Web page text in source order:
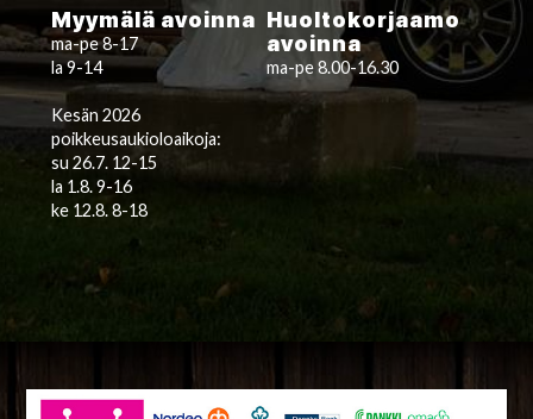
Myymälä avoinna
ma-pe 8-17
la 9-14
Kesän 2026
poikkeusaukioloaikoja:
su 26.7. 12-15
la 1.8. 9-16
ke 12.8. 8-18
Huoltokorjaamo
avoinna
ma-pe 8.00-16.30